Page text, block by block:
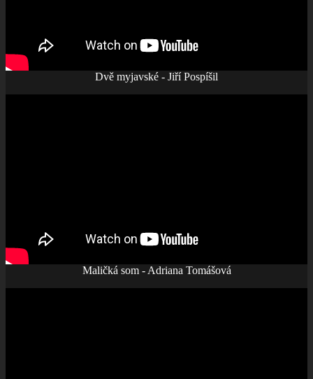
Dvě myjavské - Jiří Pospíšil
Maličká som - Adriana Tomášová